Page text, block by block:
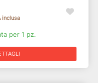
inclusa
per 1 pz.